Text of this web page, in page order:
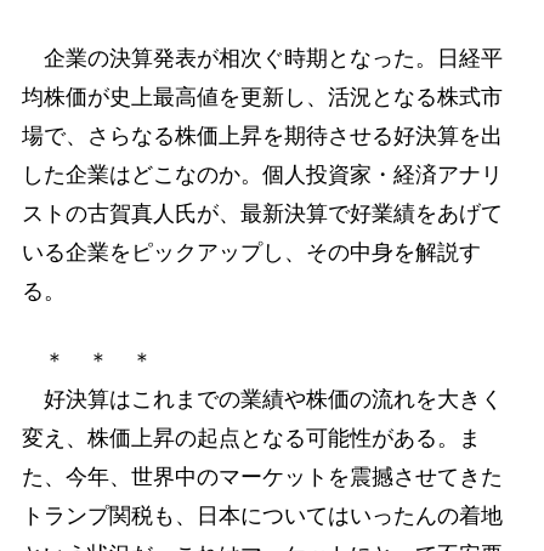
企業の決算発表が相次ぐ時期となった。日経平
均株価が史上最高値を更新し、活況となる株式市
場で、さらなる株価上昇を期待させる好決算を出
した企業はどこなのか。個人投資家・経済アナリ
ストの古賀真人氏が、最新決算で好業績をあげて
いる企業をピックアップし、その中身を解説す
る。
＊ ＊ ＊
好決算はこれまでの業績や株価の流れを大きく
変え、株価上昇の起点となる可能性がある。ま
た、今年、世界中のマーケットを震撼させてきた
トランプ関税も、日本についてはいったんの着地